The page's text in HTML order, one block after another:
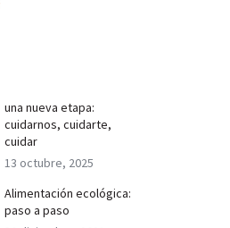
una nueva etapa:
cuidarnos, cuidarte,
cuidar
13 octubre, 2025
Alimentación ecológica:
paso a paso